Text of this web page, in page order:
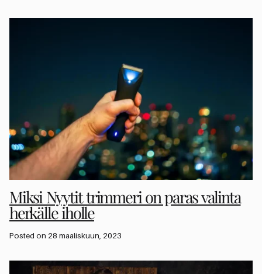
Miksi Nyytit trimmeri on paras valinta
herkälle iholle
Posted on 28 maaliskuun, 2023